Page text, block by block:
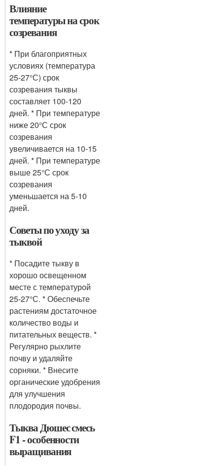
Влияние
температуры на срок
созревания
* При благоприятных
условиях (температура
25-27°С) срок
созревания тыквы
составляет 100-120
дней. * При температуре
ниже 20°С срок
созревания
увеличивается на 10-15
дней. * При температуре
выше 25°С срок
созревания
уменьшается на 5-10
дней.
Советы по уходу за
тыквой
* Посадите тыкву в
хорошо освещенном
месте с температурой
25-27°С. * Обеспечьте
растениям достаточное
количество воды и
питательных веществ. *
Регулярно рыхлите
почву и удаляйте
сорняки. * Внесите
органические удобрения
для улучшения
плодородия почвы.
Тыква Дюшес смесь
F1 - особенности
выращивания